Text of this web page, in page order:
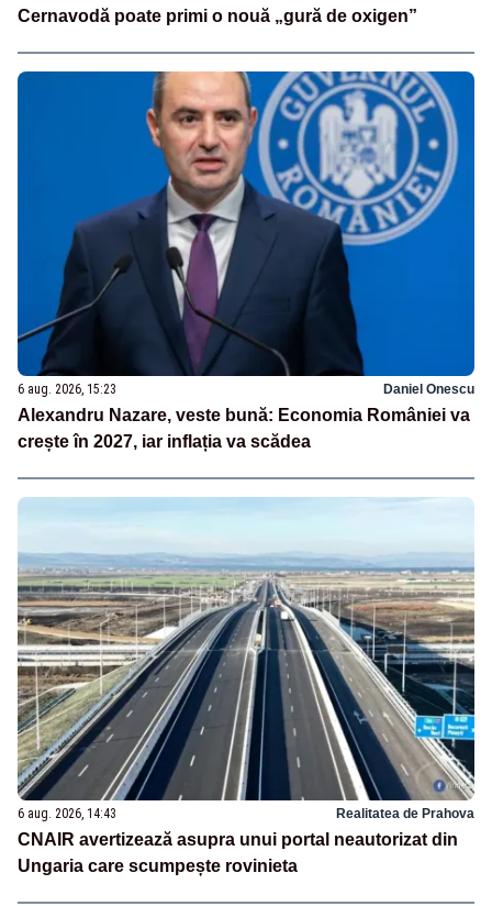
Cernavodă poate primi o nouă „gură de oxigen”
6 aug. 2026, 15:23 Daniel Onescu
Alexandru Nazare, veste bună: Economia României va
crește în 2027, iar inflația va scădea
6 aug. 2026, 14:43 Realitatea de Prahova
CNAIR avertizează asupra unui portal neautorizat din
Ungaria care scumpește rovinieta